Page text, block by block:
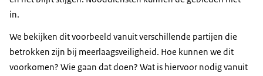
in.
We bekijken dit voorbeeld vanuit verschillende partijen die
betrokken zijn bij meerlaagsveiligheid. Hoe kunnen we dit
voorkomen? Wie gaan dat doen? Wat is hiervoor nodig vanuit